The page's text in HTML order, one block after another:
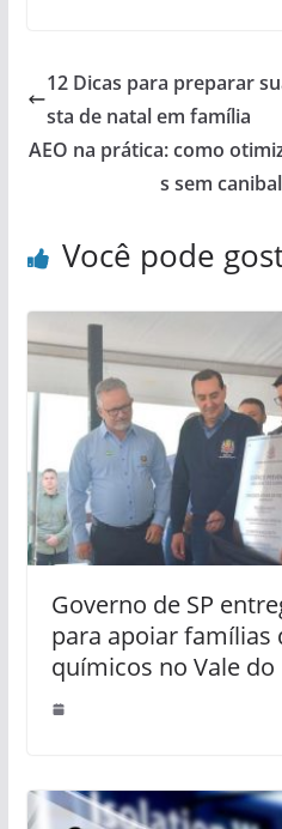
12 Dicas para preparar
sta de natal em família
AEO na prática: como
s sem
Você pode
Governo de SP
para apoiar famílias
químicos no Vale do